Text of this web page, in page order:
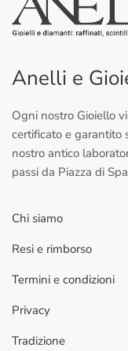
Anelli e
Ogni nostro Gioiello
certificato e garantito
nostro antico
passi da Piazza di
Chi siamo
Resi e rimborso
Termini e condizioni
Privacy
Tradizione